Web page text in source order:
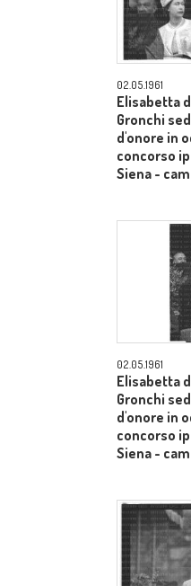
02.05.1961
Elisabetta
Gronchi
d'onore in
concorso
Siena -
02.05.1961
Elisabetta
Gronchi
d'onore in
concorso
Siena -